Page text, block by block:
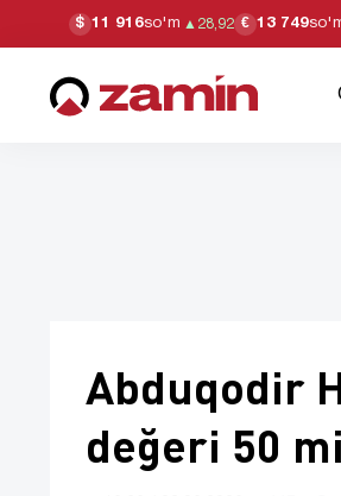
$ 11 916so'm ▲ 28,92 € 13 749
Abduqodir
değeri 50